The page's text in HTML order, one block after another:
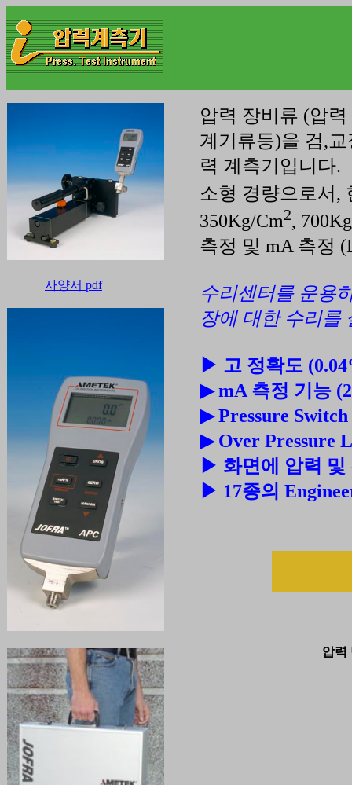
사양서 pdf
압력 장비류 (압
계기류등)을 검,
력 계측기입니다.
소형 경량으로서,
350Kg/Cm2,
측정 및 mA 측정
수리센터를 운용
장에 대한 수리를
▶ 고 정확도
▶ mA 측정 기능
▶ Pressure
▶ Over Pressure
▶ 화면에 압력 및
▶ 17종의
압력